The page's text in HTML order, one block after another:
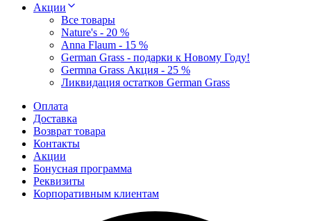
Акции
Все товары
Nature's - 20 %
Anna Flaum - 15 %
German Grass - подарки к Новому Году!
Germna Grass Акция - 25 %
Ликвидация остатков German Grass
Оплата
Доставка
Возврат товара
Контакты
Акции
Бонусная программа
Реквизиты
Корпоративным клиентам